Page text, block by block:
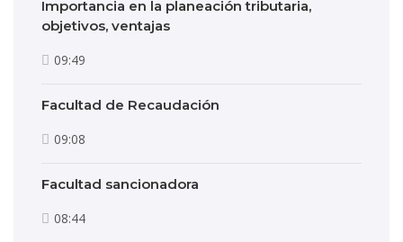
Importancia en la planeación tributaria,
objetivos, ventajas
09:49
Facultad de Recaudación
09:08
Facultad sancionadora
08:44